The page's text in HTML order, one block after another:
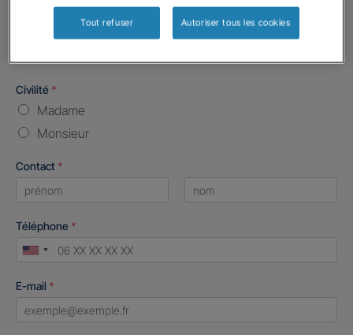
Oui
Civilité *
Madame
Monsieur
Contact *
Téléphone *
United
+1
E-mail *
Tout refuser Autoriser tous les cookies